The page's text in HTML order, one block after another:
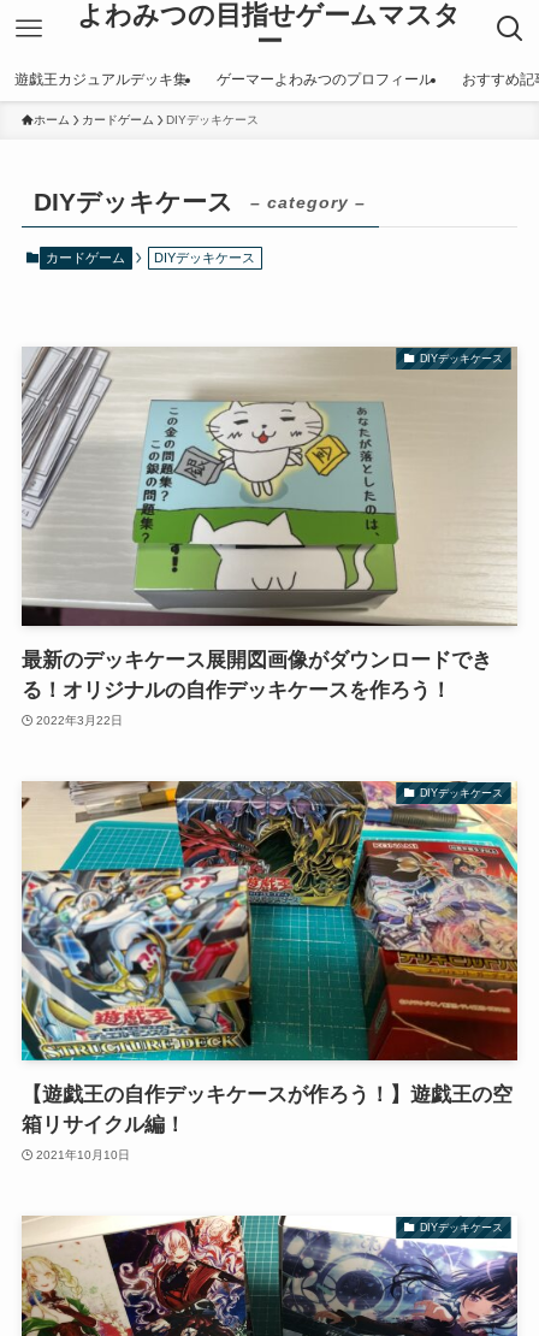
よわみつの目指せゲームマスタ
ー
遊戯王カジュアルデッキ集 ゲーマーよわみつのプロフィール おすすめ記
ホーム カードゲーム DIYデッキケース
DIYデッキケース – category –
カードゲーム DIYデッキケース
DIYデッキケース
最新のデッキケース展開図画像がダウンロードでき
る！オリジナルの自作デッキケースを作ろう！
2022年3月22日
DIYデッキケース
【遊戯王の自作デッキケースが作ろう！】遊戯王の空
箱リサイクル編！
2021年10月10日
DIYデッキケース